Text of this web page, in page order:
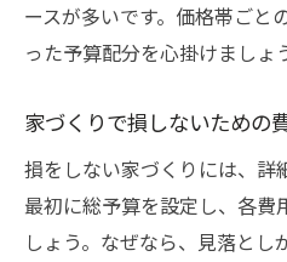
ースが多いです。価格帯ごと
った予算配分を心掛けましょ
家づくりで損しないための
損をしない家づくりには、詳
最初に総予算を設定し、各費
しょう。なぜなら、見落とし